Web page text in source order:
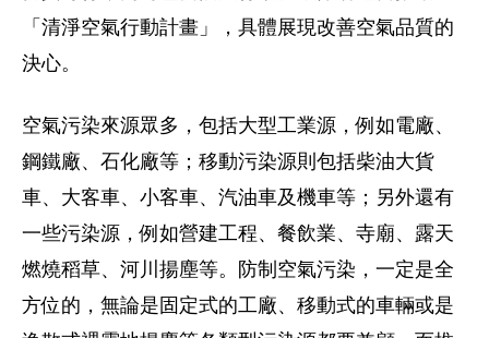
「清淨空氣行動計畫」，具體展現改善空氣品質的
決心。
空氣污染來源眾多，包括大型工業源，例如電廠、
鋼鐵廠、石化廠等；移動污染源則包括柴油大貨
車、大客車、小客車、汽油車及機車等；另外還有
一些污染源，例如營建工程、餐飲業、寺廟、露天
燃燒稻草、河川揚塵等。防制空氣污染，一定是全
方位的，無論是固定式的工廠、移動式的車輛或是